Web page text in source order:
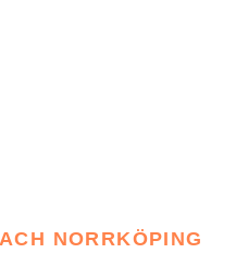
NORRKÖPING